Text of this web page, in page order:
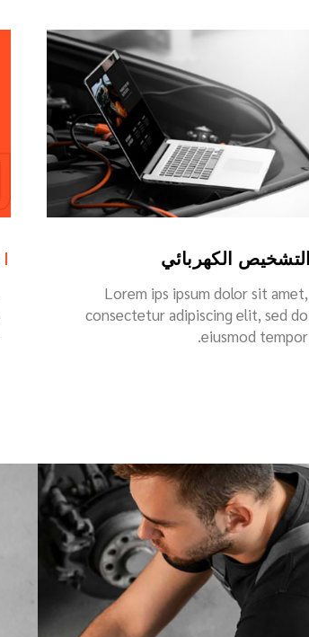
نجم من جميع النواحي
Lorem ips ipsum dolor sit amet,
consectetur adipiscing elit, sed do
eiusmod tempor.